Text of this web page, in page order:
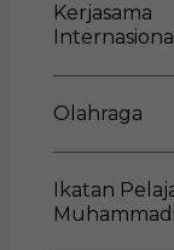
Kerjasama
Internasional
Olahraga
Ikatan